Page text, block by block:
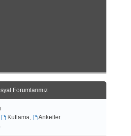
Forumlarımız
Kutlama,
Anketler